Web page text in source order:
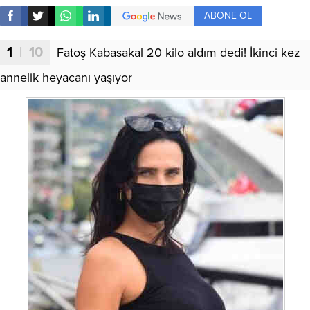
ABONE OL
1 | 10
Fatoş Kabasakal 20 kilo aldım dedi! İkinci kez
annelik heyacanı yaşıyor